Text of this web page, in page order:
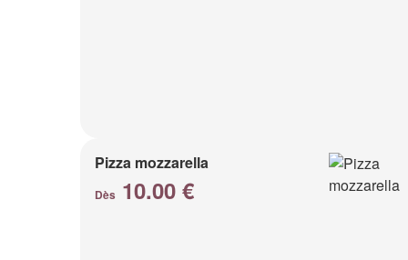
Pizza mozzarella
Dès 10.00 €